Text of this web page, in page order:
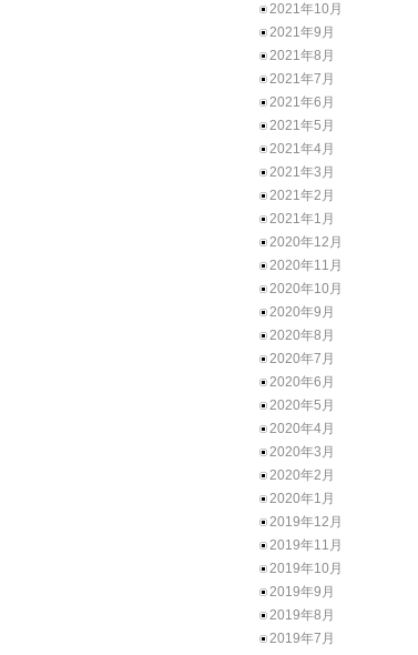
2021年10月
2021年9月
2021年8月
2021年7月
2021年6月
2021年5月
2021年4月
2021年3月
2021年2月
2021年1月
2020年12月
2020年11月
2020年10月
2020年9月
2020年8月
2020年7月
2020年6月
2020年5月
2020年4月
2020年3月
2020年2月
2020年1月
2019年12月
2019年11月
2019年10月
2019年9月
2019年8月
2019年7月